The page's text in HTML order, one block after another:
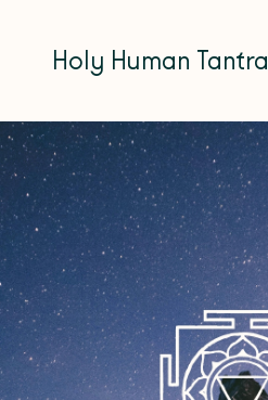
Holy Human Tantra